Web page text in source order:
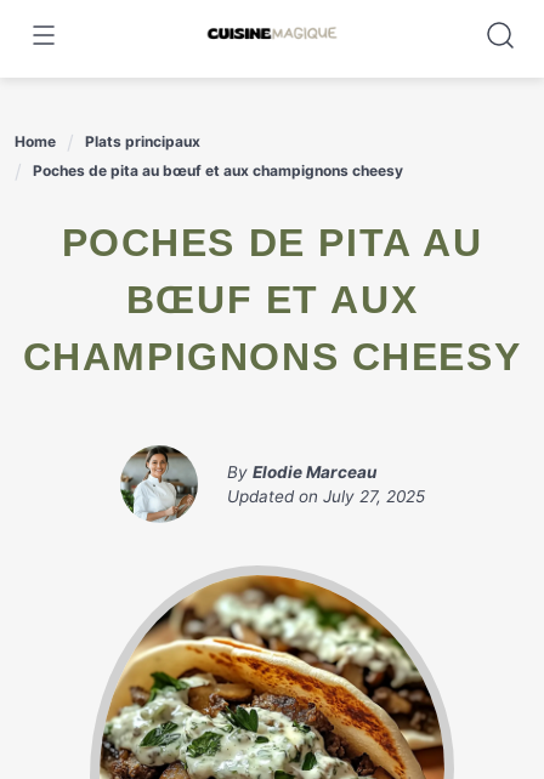
content
Home
Plats principaux
Poches de pita au bœuf et aux champignons cheesy
POCHES DE PITA AU
BŒUF ET AUX
CHAMPIGNONS CHEESY
By Elodie Marceau
Updated on July 27, 2025